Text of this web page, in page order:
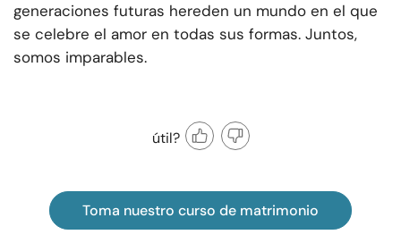
generaciones futuras hereden un mundo en el que
se celebre el amor en todas sus formas. Juntos,
somos imparables.
útil?
Toma nuestro curso de matrimonio